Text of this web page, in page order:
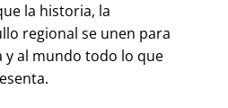
la historia, la
regional se unen para
y al mundo todo lo que